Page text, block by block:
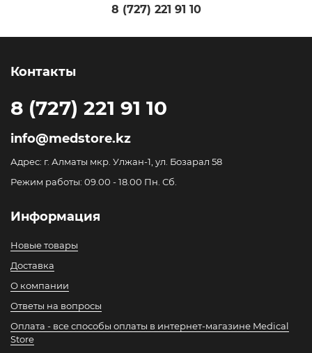
8 (727) 221 91 10
Контакты
8 (727) 221 91 10
info@medstore.kz
Адрес: г. Алматы мкр. Улжан-1, ул. Бозарал 58
Режим работы: 09.00 - 18.00 Пн. Сб.
Информация
Новые товары
Доставка
О компании
Ответы на вопросы
Оплата - все способы оплаты в интернет-магазине Medical
Store